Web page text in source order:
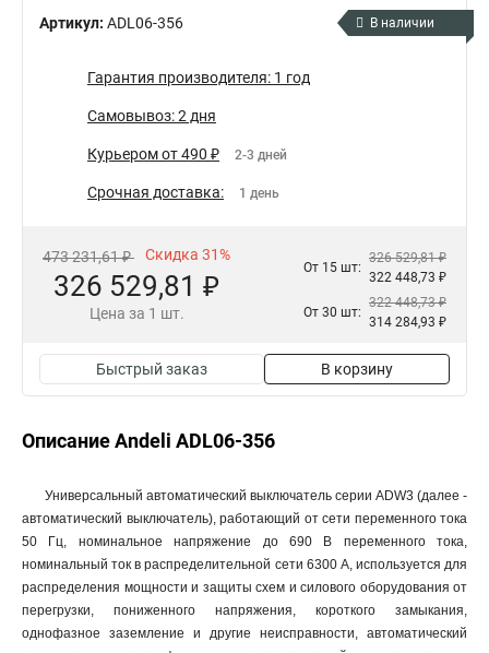
Артикул: ADL06-356 В наличии
Гарантия производителя: 1 год
Самовывоз: 2 дня
Курьером от 490 ₽ 2-3 дней
Срочная доставка: 1 день
473 231,61 ₽ Скидка 31%
326 529,81 ₽
Цена за 1 шт.
От 15 шт:
326 529,81 ₽
322 448,73 ₽
От 30 шт:
322 448,73 ₽
314 284,93 ₽
Быстрый заказ В корзину
Описание Andeli ADL06-356
Универсальный автоматический выключатель серии ADW3 (далее -
автоматический выключатель), работающий от сети переменного тока
50 Гц, номинальное напряжение до 690 В переменного тока,
номинальный ток в распределительной сети 6300 А, используется для
распределения мощности и защиты схем и силового оборудования от
перегрузки, пониженного напряжения, короткого замыкания,
однофазное заземление и другие неисправности, автоматический